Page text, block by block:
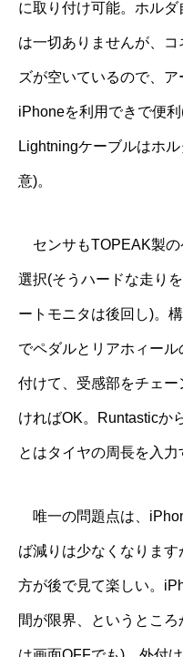
に取り付け可能。ホル
は一切ありませんが、
ズが空いているので、
iPhoneを利用できで便
Lightningケーブルはホ
意)。
センサもTOPEAK製の
選択(そうハードな走り
ートモニタは後回し)。
でペダルとリアホィー
付けて、受感部をチェ
ければOK。Runtasticか
とはタイヤの周長を入力
唯一の問題点は、
ば減りは少なくなりま
方が後で見て楽しい。
間が限界、というとこ